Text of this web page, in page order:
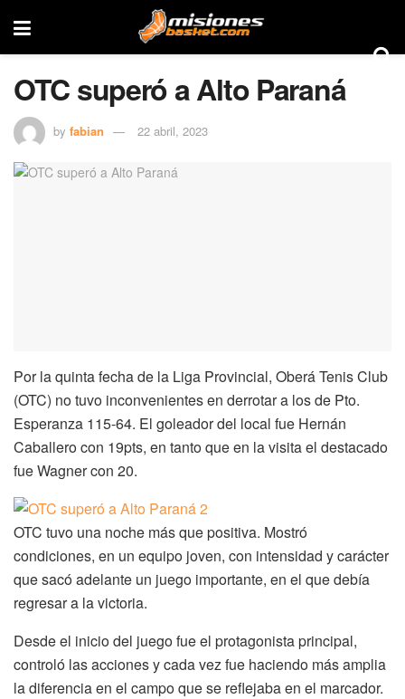
OTC superó a Alto Paraná
by fabian 22 abril, 2023
Por la quinta fecha de la Liga Provincial, Oberá Tenis Club
(OTC) no tuvo inconvenientes en derrotar a los de Pto.
Esperanza 115-64. El goleador del local fue Hernán
Caballero con 19pts, en tanto que en la visita el destacado
fue Wagner con 20.
OTC tuvo una noche más que positiva. Mostró
condiciones, en un equipo joven, con intensidad y carácter
que sacó adelante un juego importante, en el que debía
regresar a la victoria.
Desde el inicio del juego fue el protagonista principal,
controló las acciones y cada vez fue haciendo más amplia
la diferencia en el campo que se reflejaba en el marcador.